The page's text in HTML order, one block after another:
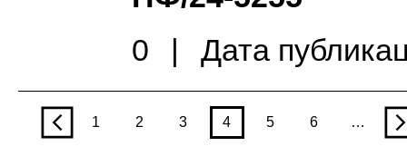
0
| Дата
p 1 2 3 4 5 6 … n